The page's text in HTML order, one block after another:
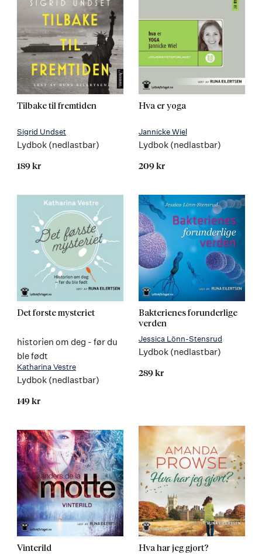
Tilbake til fremtiden
Sigrid Undset
Lydbok (nedlastbar)
189 kr
Hva er yoga
Jannicke Wiel
Lydbok (nedlastbar)
209 kr
Det første mysteriet
historien om deg - før du
ble født
Katharina Vestre
Lydbok (nedlastbar)
149 kr
Bakterienes forunderlige
verden
Jessica Lönn-Stensrud
Lydbok (nedlastbar)
289 kr
Vinterild Hva har jeg gjort?